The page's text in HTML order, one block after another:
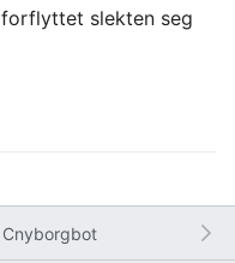
forflyttet slekten seg
Cnyborgbot